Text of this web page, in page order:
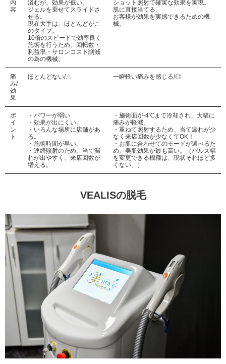
内
容
済むが、効果が低い。
ジェルを乗せてスライドさ
せる。
現在大手は、ほとんどがこ
のタイプ。
10倍のスピードで効率良く
施術を行うため、回転数・
利益率・サロンコスト削減
の為の機械。
ショット照射で確実な効果を実現。
肌に直接当てる。
お客様が効果を実感できるための機
械。
痛
み/
効
果
ほとんどない/△ 一瞬軽い痛みを感じる/◎
ポ
イ
ン
ト
・パワーが弱い
・効果が出にくい。
・いろんな場所に店舗があ
る。
・施術時間が早い。
・連続照射のため、当て漏
れが出やすく、来店回数が
増える。
・施術面が-4℃まで冷却され、大幅に
痛みが軽減。
・重ねて照射するため、当て漏れが少
なく来店回数が少なくてOK！
・お肌に合わせてのモードが選べるた
め、美肌効果が最も高い。（パルス幅
を変更できる機種は、現状それほど多
くない。）
VEALISの脱毛